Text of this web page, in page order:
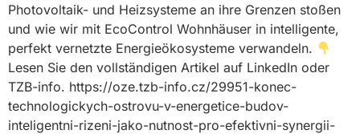
Photovoltaik- und Heizsysteme an ihre Grenzen stoßen
und wie wir mit EcoControl Wohnhäuser in intelligente,
perfekt vernetzte Energieökosysteme verwandeln.
Lesen Sie den vollständigen Artikel auf LinkedIn oder
TZB-info. https://oze.tzb-info.cz/29951-konec-
technologickych-ostrovu-v-energetice-budov-
inteligentni-rizeni-jako-nutnost-pro-efektivni-synergii-